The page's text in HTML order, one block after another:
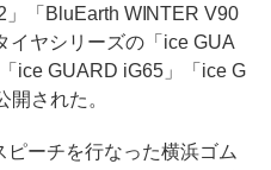
「BluEarth WINTER V90
イヤシリーズの「ice GUA
ice GUARD iG65」「ice G
された。
ーチを行なった横浜ゴム